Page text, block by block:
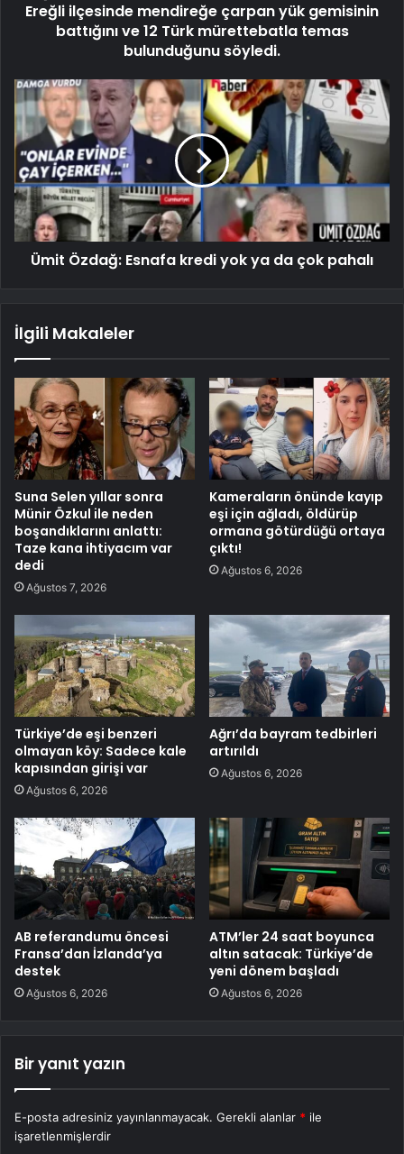
Ereğli ilçesinde mendireğe çarpan yük gemisinin
battığını ve 12 Türk mürettebatla temas
bulunduğunu söyledi.
Ümit Özdağ: Esnafa kredi yok ya da çok pahalı
İlgili Makaleler
Suna Selen yıllar sonra
Münir Özkul ile neden
boşandıklarını anlattı:
Taze kana ihtiyacım var
dedi
Ağustos 7, 2026
Kameraların önünde kayıp
eşi için ağladı, öldürüp
ormana götürdüğü ortaya
çıktı!
Ağustos 6, 2026
Türkiye’de eşi benzeri
olmayan köy: Sadece kale
kapısından girişi var
Ağustos 6, 2026
Ağrı’da bayram tedbirleri
artırıldı
Ağustos 6, 2026
AB referandumu öncesi
Fransa’dan İzlanda’ya
destek
Ağustos 6, 2026
ATM’ler 24 saat boyunca
altın satacak: Türkiye’de
yeni dönem başladı
Ağustos 6, 2026
Bir yanıt yazın
E-posta adresiniz yayınlanmayacak. Gerekli alanlar * ile
işaretlenmişlerdir